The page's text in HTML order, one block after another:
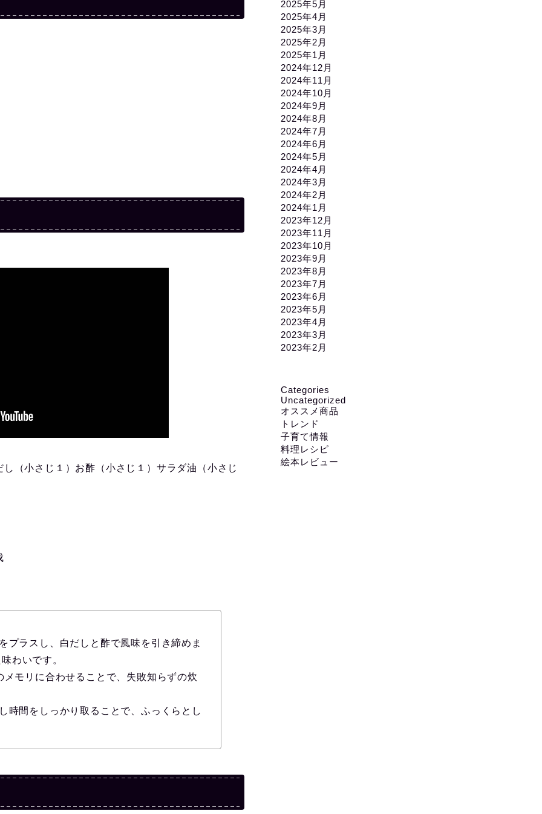
（小さじ１）お酢（小さじ１）サラダ油（小さじ
プラスし、白だしと酢で風味を引き締めま
わいです。
モリに合わせることで、失敗知らずの炊
時間をしっかり取ることで、ふっくらとし
2025年5月
2025年4月
2025年3月
2025年2月
2025年1月
2024年12月
2024年11月
2024年10月
2024年9月
2024年8月
2024年7月
2024年6月
2024年5月
2024年4月
2024年3月
2024年2月
2024年1月
2023年12月
2023年11月
2023年10月
2023年9月
2023年8月
2023年7月
2023年6月
2023年5月
2023年4月
2023年3月
2023年2月
Categories
Uncategorized
オススメ商品
トレンド
子育て情報
料理レシピ
絵本レビュー